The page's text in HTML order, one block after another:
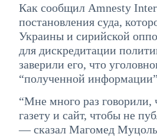
Как сообщил Amnesty
постановления суда,
Украины и сирийской
для дискредитации
заверили его, что
“полученной
“Мне много раз
газету и сайт, чтобы не
— сказал Магомед